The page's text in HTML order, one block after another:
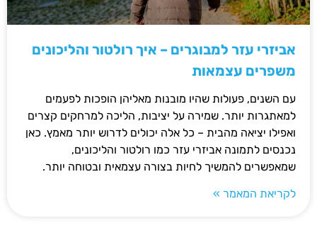
אביזרי עזר למבוגרים – איך רולטור והליכונים
משפרים עצמאות
עם השנים, פעולות שהיו מובנות מאליהן הופכות לפעמים
למאתגרות יותר. שמירה על יציבות, הליכה למרחקים קצרים
ואפילו יציאה מהבית – כל אלה יכולים לדרוש יותר מאמץ. כאן
נכנסים לתמונה אביזרי עזר כמו רולטור והליכונים,
שמאפשרים להמשיך לחיות בצורה עצמאית ובטוחה יותר.
לקריאת המאמר »